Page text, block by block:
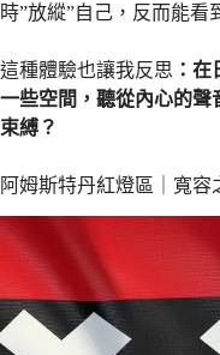
時”放縱”自己，反而能看
這種體驗也讓我反思 ：
一些空間，聽從內心的聲
束縛？
阿姆斯特丹紅燈區｜寬容